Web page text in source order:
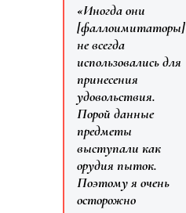
«Иногда они
[фаллоимитаторы]
не всегда
использовались для
принесения
удовольствия.
Порой данные
предметы
выступали как
орудия пыток.
Поэтому я очень
осторожно